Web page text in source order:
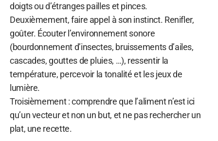
doigts ou d’étranges pailles et pinces.
Deuxièmement, faire appel à son instinct. Renifler,
goûter. Écouter l’environnement sonore
(bourdonnement d’insectes, bruissements d’ailes,
cascades, gouttes de pluies, …), ressentir la
température, percevoir la tonalité et les jeux de
lumière.
Troisièmement : comprendre que l’aliment n’est ici
qu’un vecteur et non un but, et ne pas rechercher un
plat, une recette.